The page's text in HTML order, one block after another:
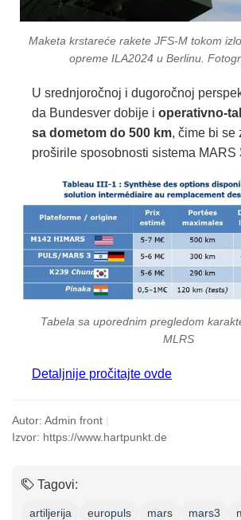
Maketa krstareće rakete JFS-M tokom
opreme ILA2024 u Berlinu.
U srednjoročnoj i dugoročnoj
da Bundesver dobije i
sa dometom do 500 km, čime bi se
proširile sposobnosti sistema MARS
Tabela sa uporednim pregledom
MLRS
Detaljnije pročitajte ovde
Autor: Admin front |
Izvor: https://www.hartpunkt.de
Tagovi:
artiljerija europuls mars mars3